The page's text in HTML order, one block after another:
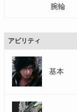
腕輪
アビリティ
基本